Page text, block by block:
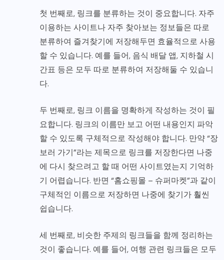
첫 번째로, 링크를 분류하는 것이 중요합니다. 자주
이용하는 사이트나 자주 찾아보는 정보들은 따로
분류하여 즐겨찾기에 저장해두면 효율적으로 사용
할 수 있습니다. 예를 들어, 음식 배달 앱, 지하철 시
간표 등은 모두 따로 분류하여 저장해둘 수 있습니
다.
두 번째로, 링크 이름을 명확하게 작성하는 것이 필
요합니다. 링크의 이름만 보고 어떤 내용인지 파악
할 수 있도록 구체적으로 작성해야 합니다. 만약 “장
보러 가기”라는 제목으로 링크를 저장한다면 나중
에 다시 찾으려고 할 때 어떤 사이트였는지 기억하
기 어렵습니다. 반면 “홈쇼핑몰 – 슈퍼마켓”과 같이
구체적인 이름으로 저장하면 나중에 찾기가 훨씬
쉽습니다.
세 번째로, 비슷한 주제의 링크들을 함께 정리하는
것이 좋습니다. 예를 들어, 여행 관련 링크들은 모두